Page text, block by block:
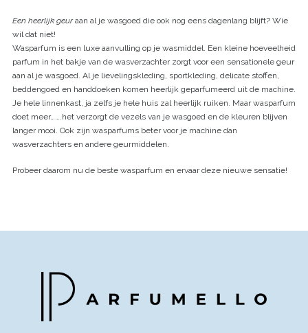
Een heerlijk geuraan al je wasgoed die ook nog eens dagenlang blijft? Wie
wil dat niet!
Wasparfum is een luxe aanvulling op je wasmiddel. Een kleine hoeveelheid
parfum in het bakje van de wasverzachter zorgt voor een sensationele geur
aan al je wasgoed. Al je lievelingskleding, sportkleding, delicate stoffen,
beddengoed en handdoeken komen heerlijk geparfumeerd uit de machine.
Je hele linnenkast, ja zelfs je hele huis zal heerlijk ruiken. Maar wasparfum
doet meer…….het verzorgt de vezels van je wasgoed en de kleuren blijven
langer mooi. Ook zijn wasparfums beter voor je machine dan
wasverzachters en andere geurmiddelen.
Probeer daarom nu de beste wasparfum en ervaar deze nieuwe sensatie!